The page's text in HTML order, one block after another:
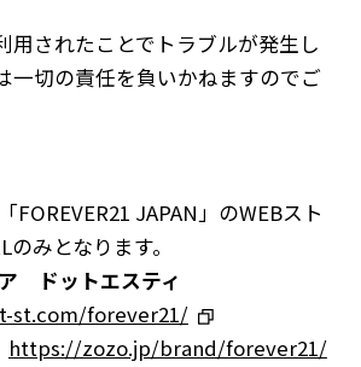
ニュース
企業情報
用されたことでトラブルが発生し
一切の責任を負いかねますのでご
FOREVER21 JAPAN」のWEBスト
みとなります。
ドットエスティ
st.com/forever21/
https://zozo.jp/brand/forever21/